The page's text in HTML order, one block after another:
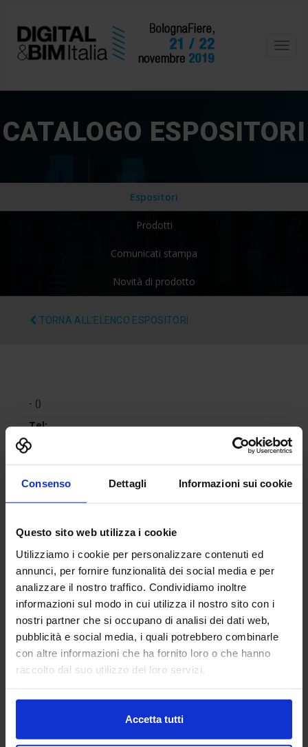
Consenso Dettagli Informazioni sui cookie
Questo sito web utilizza i cookie
Utilizziamo i cookie per personalizzare contenuti ed
annunci, per fornire funzionalità dei social media e per
analizzare il nostro traffico. Condividiamo inoltre
informazioni sul modo in cui utilizza il nostro sito con i
nostri partner che si occupano di analisi dei dati web,
pubblicità e social media, i quali potrebbero combinarle
con altre informazioni che ha fornito loro o che hanno
raccolto dal suo utilizzo dei loro servizi.
Accetta tutti
CATALOGO ESPOSITORI
Espositori
Prodotti
Comunicati stampa
Novità di prodotto
TORNA ALL'ELENCO ESPOSITORI
- ()
Tel:
Fax:
Email:
Sito web:
Location